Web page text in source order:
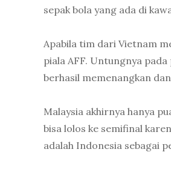
sepak bola yang ada di
Apabila tim dari Vietnam
piala AFF. Untungnya
berhasil memenangkan
Malaysia akhirnya hanya
bisa lolos ke semifinal
adalah Indonesia sebagai